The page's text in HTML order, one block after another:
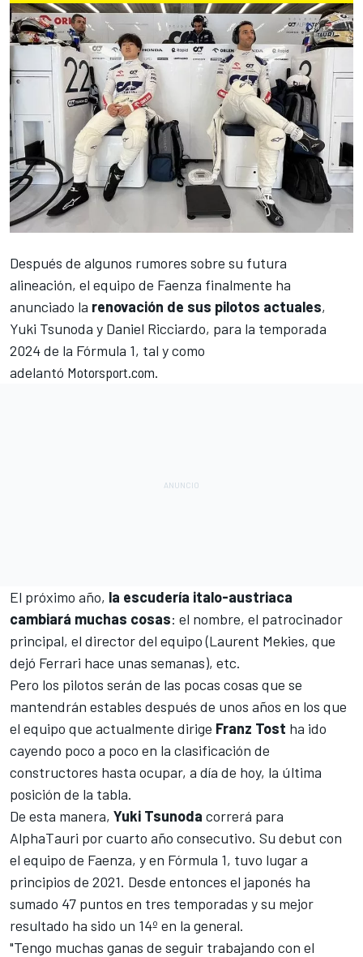
Después de algunos rumores sobre su futura
alineación, el equipo de Faenza finalmente ha
anunciado la renovación de sus pilotos actuales,
Yuki Tsunoda y Daniel Ricciardo, para la temporada
2024 de la Fórmula 1, tal ycomo
adelantó Motorsport.com.
El próximo año, la escudería italo-austriaca
cambiará muchas cosas: el nombre, el patrocinador
principal, el director del equipo (Laurent Mekies, que
dejó Ferrari hace unas semanas), etc.
Pero los pilotos serán de las pocas cosas que se
mantendrán estables después de unos años en los que
el equipo que actualmente dirige Franz Tost ha ido
cayendo poco a poco en la clasificación de
constructores hasta ocupar, a día de hoy, la última
posición de la tabla.
De esta manera, Yuki Tsunoda correrá para
AlphaTauri por cuarto año consecutivo. Su debut con
el equipo de Faenza, y en Fórmula 1, tuvo lugar a
principios de 2021. Desde entonces el japonés ha
sumado 47 puntos en tres temporadas y su mejor
resultado ha sido un 14º en la general.
"Tengo muchas ganas de seguir trabajando con el